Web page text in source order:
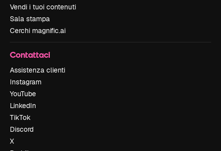
Vendi i tuoi contenuti
Sala stampa
Cerchi magnific.ai
Contattaci
Assistenza clienti
Instagram
YouTube
LinkedIn
TikTok
Discord
X